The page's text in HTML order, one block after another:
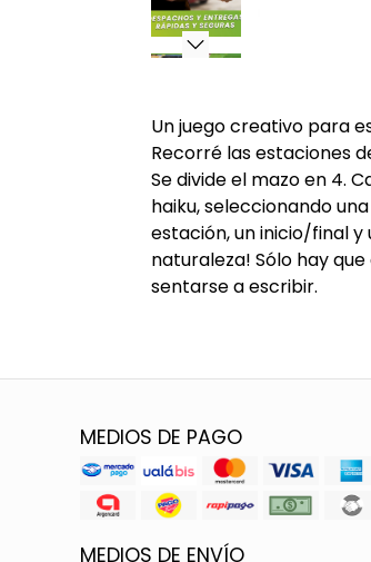
Un juego creativo para
Recorré las estaciones
Se divide el mazo en 4.
haiku, seleccionando
estación, un inicio/final y
naturaleza! Sólo hay
sentarse a escribir.
MEDIOS DE PAGO
MEDIOS DE ENVÍO